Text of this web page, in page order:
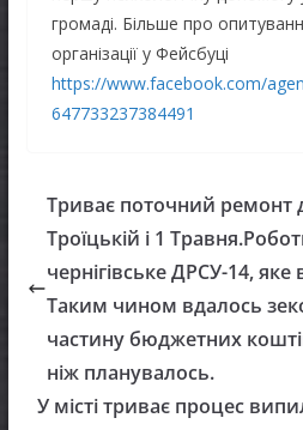
громаді. Більше про
організації у Фейсбуці
https://www.facebook.com/
647733237384491
Триває поточний ремонт
Троїцькій і 1
чернігівське ДРСУ-14,
Таким чином вдалось
частину бюджетних
ніж планувалось.
У місті триває процес